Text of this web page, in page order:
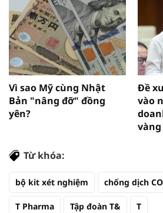
Vì sao Mỹ cùng Nhật
Bản "nâng đỡ" đồng
yên?
Đề
vào
vàng
Từ khóa:
bộ kit xét nghiệm chống dịch
T Pharma Tập đoàn T& T